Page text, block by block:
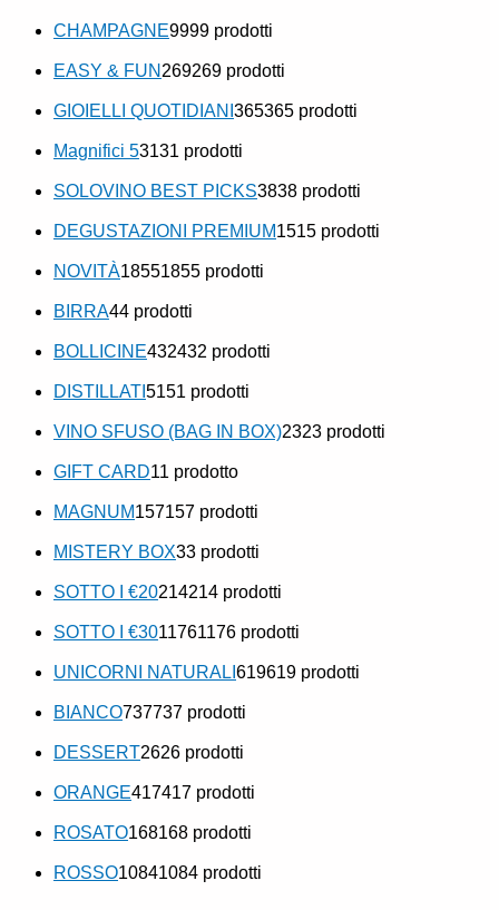
CHAMPAGNE9999 prodotti
EASY & FUN 269269 prodotti
GIOIELLI QUOTIDIANI 365365 prodotti
Magnifici 53131 prodotti
SOLOVINO BEST PICKS3838 prodotti
DEGUSTAZIONI PREMIUM1515 prodotti
NOVITÀ18551855 prodotti
BIRRA44 prodotti
BOLLICINE432432 prodotti
DISTILLATI 5151 prodotti
VINO SFUSO (BAG IN BOX)2323 prodotti
GIFT CARD11 prodotto
MAGNUM157157 prodotti
MISTERY BOX33 prodotti
SOTTO I €20214214 prodotti
SOTTO I €3011761176 prodotti
UNICORNI NATURALI 619619 prodotti
BIANCO737737 prodotti
DESSERT2626 prodotti
ORANGE417417 prodotti
ROSATO168168 prodotti
ROSSO10841084 prodotti